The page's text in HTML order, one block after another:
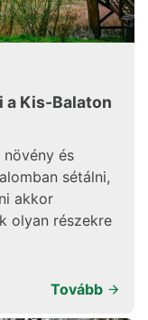
a Kis-Balaton
növény és
sétálni,
akkor
olyan részekre
Tovább